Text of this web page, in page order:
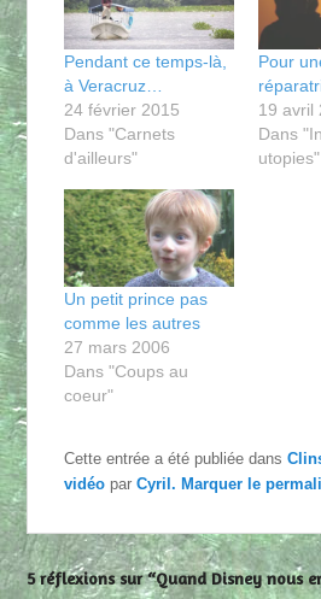
Pendant ce temps-là,
à Veracruz…
24 février 2015
Dans "Carnets
d'ailleurs"
Pour
19 avril
Dans
utopies"
Un petit prince pas
comme les autres
27 mars 2006
Dans "Coups au
coeur"
Cette entrée a été publiée dans
vidéo parCyril. Marquer le
5 réflexions sur “Quand Disney nous